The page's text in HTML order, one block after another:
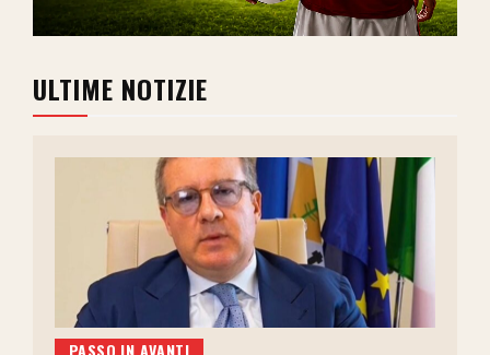
ULTIME NOTIZIE
PASSO IN AVANTI